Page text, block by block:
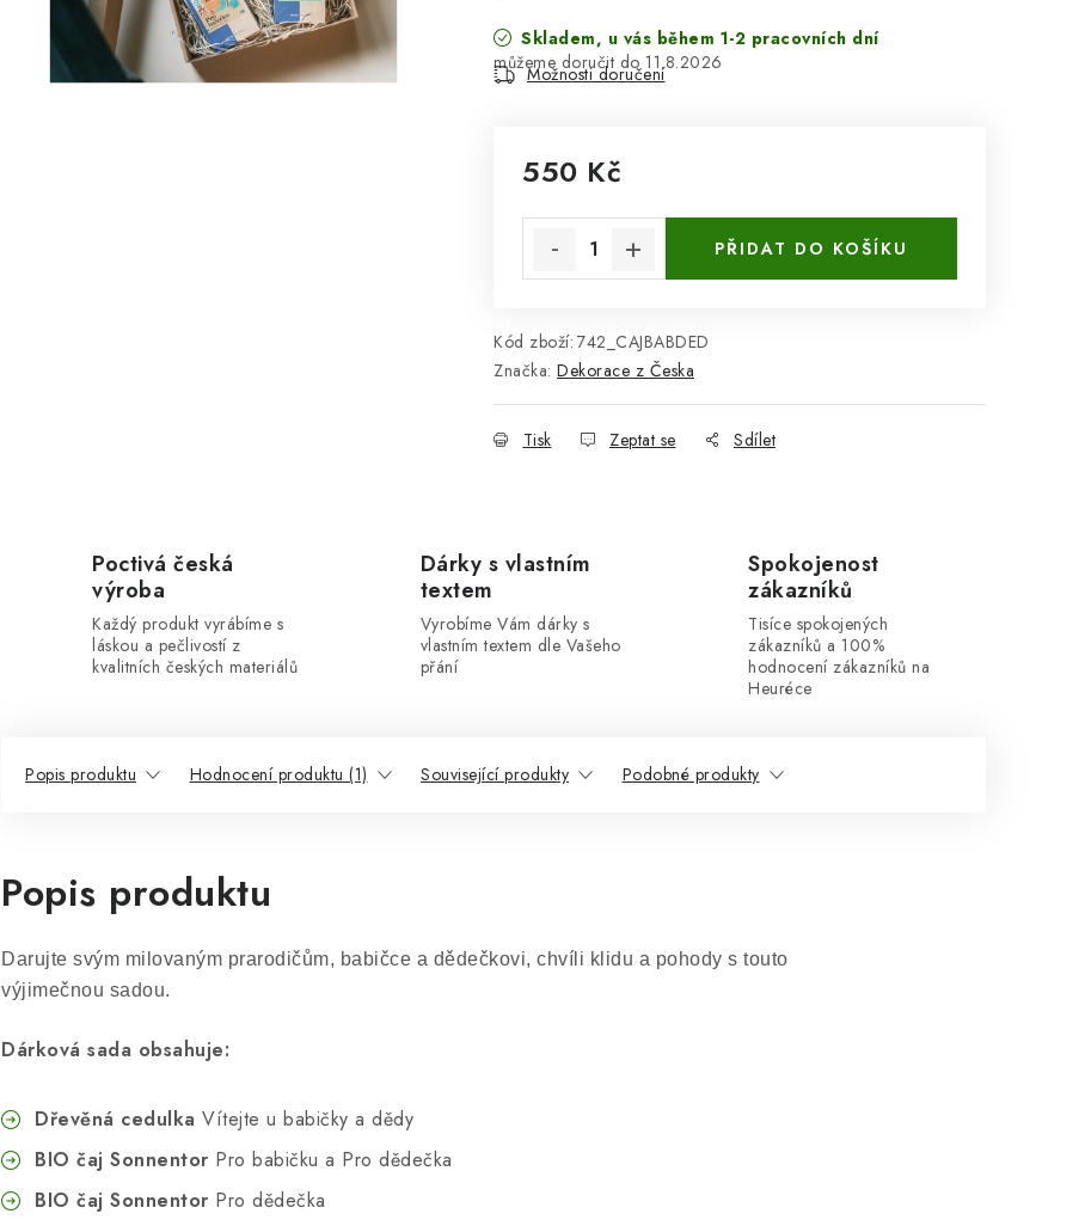
Skladem, u vás během 1-2 pracovních dní
11.8.2026
Možnosti doručení
550 Kč
PŘIDAT DO KOŠÍKU
Kód zboží: 742_CAJBABDED
Značka: Dekorace z Česka
Tisk Zeptat se Sdílet
Poctivá česká
výroba
Každý produkt vyrábíme s
láskou a pečlivostí z
kvalitních českých materiálů
Dárky s vlastním
textem
Vyrobíme Vám dárky s
vlastním textem dle Vašeho
přání
Spokojenost
zákazníků
Tisíce spokojených
zákazníků a 100%
hodnocení zákazníků na
Heuréce
Popis produktu Hodnocení produktu (1) Související produkty Podobné produkty
Popis produktu
Darujte svým milovaným prarodičům, babičce a dědečkovi, chvíli klidu a pohody s touto
výjimečnou sadou.
Dárková sada obsahuje:
Dřevěná cedulka Vítejte u babičky a dědy
BIO čaj Sonnentor Pro babičku a Pro dědečka
BIO čaj Sonnentor Pro dědečka